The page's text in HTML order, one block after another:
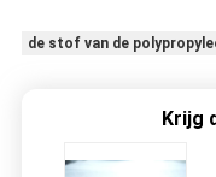
de stof van de
Krijg